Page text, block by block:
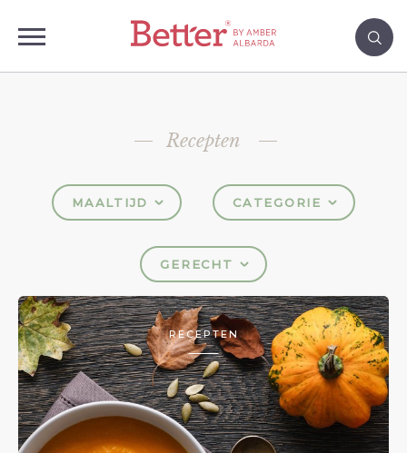
Recepten
MAALTIJD CATEGORIE
GERECHT
RECEPTEN